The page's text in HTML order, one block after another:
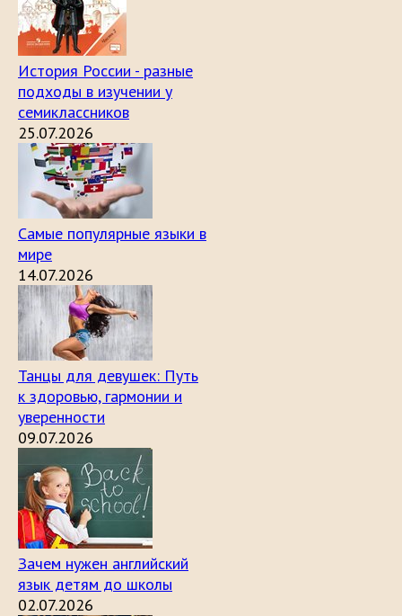
История России - разные
подходы в изучении у
семиклассников
25.07.2026
Самые популярные языки в
мире
14.07.2026
Танцы для девушек: Путь
к здоровью, гармонии и
уверенности
09.07.2026
Зачем нужен английский
язык детям до школы
02.07.2026